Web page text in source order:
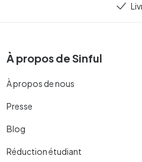
À propos de Sinful
À propos de nous
Presse
Blog
Réduction étudiant